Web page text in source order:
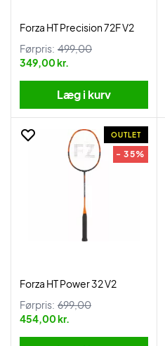
Forza HT Precision 72F V2
Førpris: 499,00
349,00 kr.
Læg i kurv
OUTLET
- 35%
Forza HT Power 32 V2
Førpris: 699,00
454,00 kr.